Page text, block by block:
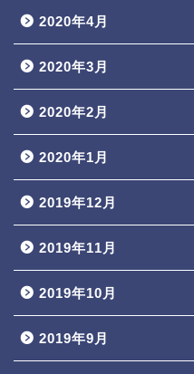
2020年4月
2020年3月
2020年2月
2020年1月
2019年12月
2019年11月
2019年10月
2019年9月